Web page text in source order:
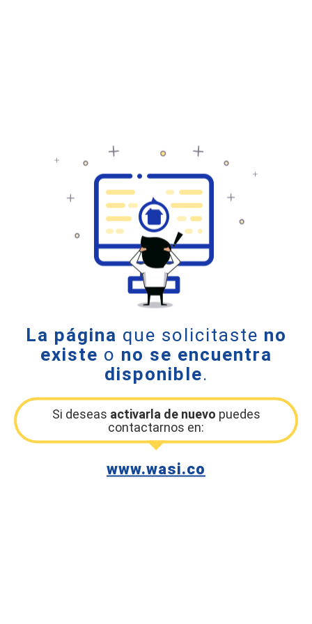
La página que solicitaste no
existe o no se encuentra
disponible.
Si deseas activarla de nuevo puedes
contactarnos en:
www.wasi.co